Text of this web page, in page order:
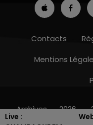
Live :
Contacts
Mentions
Archives 2026